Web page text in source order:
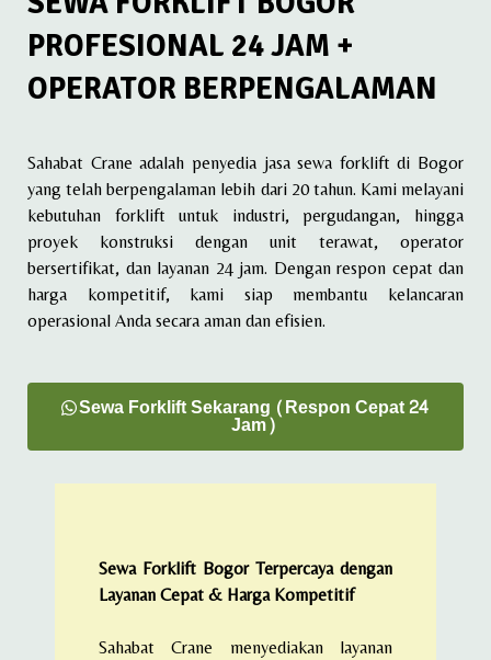
PROFESIONAL 24 JAM +
OPERATOR BERPENGALAMAN
Sahabat Crane adalah penyedia jasa sewa forklift di Bogor
yang telah berpengalaman lebih dari 20 tahun. Kami melayani
kebutuhan forklift untuk industri, pergudangan, hingga
proyek konstruksi dengan unit terawat, operator
bersertifikat, dan layanan 24 jam. Dengan respon cepat dan
harga kompetitif, kami siap membantu kelancaran
operasional Anda secara aman dan efisien.
Sewa Forklift Sekarang (Respon Cepat 24
Jam)
Sewa Forklift Bogor Terpercaya dengan
Layanan Cepat & Harga Kompetitif
Sahabat Crane menyediakan layanan